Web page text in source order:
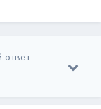
ответ